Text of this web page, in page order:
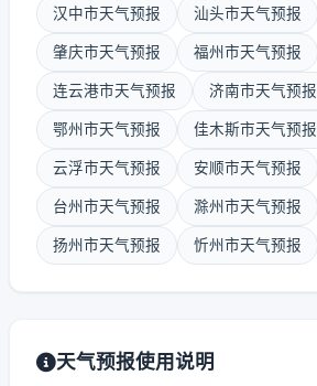
汉中市天气预报 汕头市天气预报
肇庆市天气预报 福州市天气预报
连云港市天气预报 济南市天气预报
鄂州市天气预报 佳木斯市天气预报
云浮市天气预报 安顺市天气预报
台州市天气预报 滁州市天气预报
扬州市天气预报 忻州市天气预报
天气预报使用说明